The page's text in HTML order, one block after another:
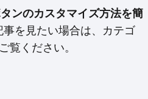
ンのカスタマイズ方法を簡
を見たい場合は、カテゴ
覧ください。